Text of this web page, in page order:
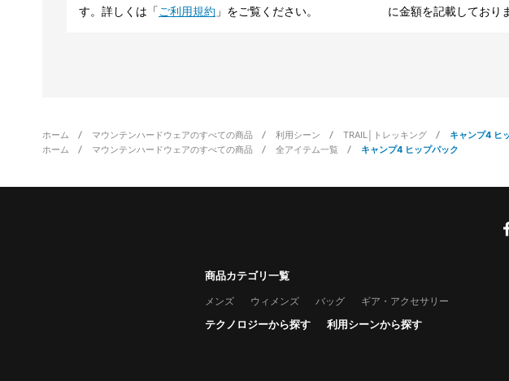
す。詳しくは「ご利用規約 」をご覧ください。
に金額を記載しており
ホーム マウンテンハードウェアのすべての商品 利用シーン TRAIL│トレッキング
キャンプ4 ヒ
ホーム
マウンテンハードウェアのすべての商品 全アイテム一覧 キャンプ4 ヒップパック
商品カテゴリ一覧
メンズ ウィメンズ バッグ ギア・アクセサリー
テクノロジーから探す 利用シーンから探す